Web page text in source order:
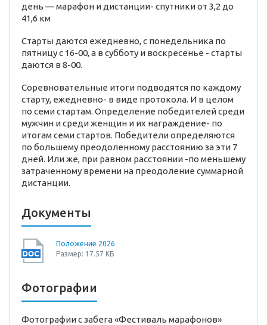
день — марафон и дистанции- спутники от 3,2 до
41,6 км
Старты даются ежедневно, с понедельника по
пятницу с 16-00, а в субботу и воскресенье - старты
даются в 8-00.
Соревновательные итоги подводятся по каждому
старту, ежедневно- в виде протокола. И в целом
по семи стартам. Определение победителей среди
мужчин и среди женщин и их награждение- по
итогам семи стартов. Победители определяются
по большему преодоленному расстоянию за эти 7
дней. Или же, при равном расстоянии -по меньшему
затраченному времени на преодоление суммарной
дистанции.
Документы
Положение 2026
Размер: 17.57 КБ
Фотографии
Фотографии с забега «Фестиваль марафонов»